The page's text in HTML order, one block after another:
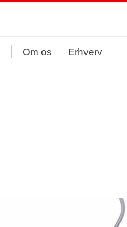
Om os Erhverv